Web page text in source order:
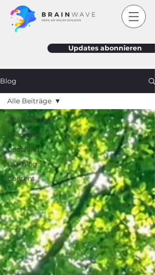
Updates abonnieren
Blog
Alle Beiträge
Branding
Coaching
Learning
Content
Alle Beiträge